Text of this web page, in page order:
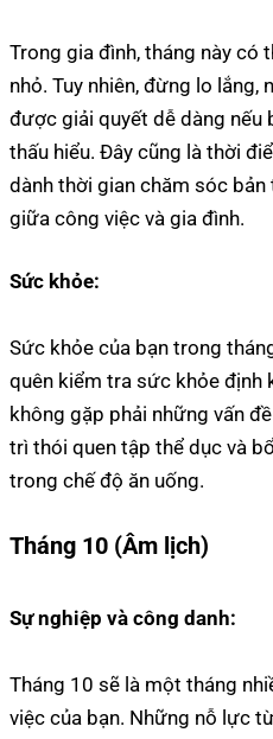
Trong gia đình, tháng này có
nhỏ. Tuy nhiên, đừng lo lắng,
được giải quyết dễ dàng nếu
thấu hiểu. Đây cũng là thời
dành thời gian chăm sóc bản
giữa công việc và gia đình.
Sức khỏe:
Sức khỏe của bạn trong
quên kiểm tra sức khỏe định
không gặp phải những vấn
trì thói quen tập thể dục và
trong chế độ ăn uống.
Tháng 10 (Âm lịch)
Sự nghiệp và công danh:
Tháng 10 sẽ là một tháng
việc của bạn. Những nỗ lực